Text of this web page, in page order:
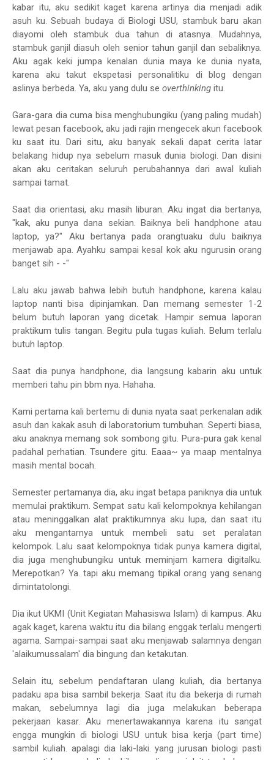
kabar itu, aku sedikit kaget karena artinya dia menjadi adik
asuh ku. Sebuah budaya di Biologi USU, stambuk baru akan
diayomi oleh stambuk dua tahun di atasnya. Mudahnya,
stambuk ganjil diasuh oleh senior tahun ganjil dan sebaliknya.
Aku agak keki jumpa kenalan dunia maya ke dunia nyata,
karena aku takut ekspetasi personalitiku di blog dengan
aslinya berbeda. Ya, aku yang dulu se overthinking itu.
Gara-gara dia cuma bisa menghubungiku (yang paling mudah)
lewat pesan facebook, aku jadi rajin mengecek akun facebook
ku saat itu. Dari situ, aku banyak sekali dapat cerita latar
belakang hidup nya sebelum masuk dunia biologi. Dan disini
akan aku ceritakan seluruh perubahannya dari awal kuliah
sampai tamat.
Saat dia orientasi, aku masih liburan. Aku ingat dia bertanya,
"kak, aku punya dana sekian. Baiknya beli handphone atau
laptop, ya?" Aku bertanya pada orangtuaku dulu baiknya
menjawab apa. Ayahku sampai kesal kok aku ngurusin orang
banget sih - -"
Lalu aku jawab bahwa lebih butuh handphone, karena kalau
laptop nanti bisa dipinjamkan. Dan memang semester 1-2
belum butuh laporan yang dicetak. Hampir semua laporan
praktikum tulis tangan. Begitu pula tugas kuliah. Belum terlalu
butuh laptop.
Saat dia punya handphone, dia langsung kabarin aku untuk
memberi tahu pin bbm nya. Hahaha.
Kami pertama kali bertemu di dunia nyata saat perkenalan adik
asuh dan kakak asuh di laboratorium tumbuhan. Seperti biasa,
aku anaknya memang sok sombong gitu. Pura-pura gak kenal
padahal perhatian. Tsundere gitu. Eaaa~ ya maap mentalnya
masih mental bocah.
Semester pertamanya dia, aku ingat betapa paniknya dia untuk
memulai praktikum. Sempat satu kali kelompoknya kehilangan
atau meninggalkan alat praktikumnya aku lupa, dan saat itu
aku mengantarnya untuk membeli satu set peralatan
kelompok. Lalu saat kelompoknya tidak punya kamera digital,
dia juga menghubungiku untuk meminjam kamera digitalku.
Merepotkan? Ya. tapi aku memang tipikal orang yang senang
dimintatolongi.
Dia ikut UKMI (Unit Kegiatan Mahasiswa Islam) di kampus. Aku
agak kaget, karena waktu itu dia bilang enggak terlalu mengerti
agama. Sampai-sampai saat aku menjawab salamnya dengan
'alaikumussalam' dia bingung dan ketakutan.
Selain itu, sebelum pendaftaran ulang kuliah, dia bertanya
padaku apa bisa sambil bekerja. Saat itu dia bekerja di rumah
makan, sebelumnya lagi dia juga melakukan beberapa
pekerjaan kasar. Aku menertawakannya karena itu sangat
engga mungkin di biologi USU untuk bisa kerja (part time)
sambil kuliah. apalagi dia laki-laki. yang jurusan biologi pasti